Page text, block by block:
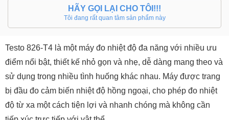
HÃY GỌI LẠI CHO TÔI!!!
Tôi đang rất quan tâm sản phẩm này
Testo 826-T4 là một máy đo nhiệt độ đa năng với nhiều ưu
điểm nổi bật, thiết kế nhỏ gọn và nhẹ, dễ dàng mang theo và
sử dụng trong nhiều tình huống khác nhau. Máy được trang
bị đầu đo cảm biến nhiệt độ hồng ngoại, cho phép đo nhiệt
độ từ xa một cách tiện lợi và nhanh chóng mà không cần